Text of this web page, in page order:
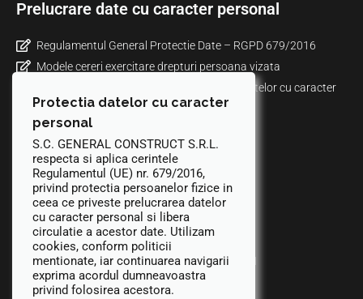
Prelucrare date cu caracter personal
Regulamentul General Protectie Date – RGPD 679/2016
Modele cereri exercitare drepturi persoana vizata
Informare privind politica de prelucrare a datelor cu caracter
personal prin mijloace video
Politica de confidentialitate
Politica de cookies
ANPC
Contact
Str. Promenadei nr. 10, Suceava, cod 720141
+40 230 206076
Protectia datelor cu caracter
personal
S.C. GENERAL CONSTRUCT S.R.L.
respecta si aplica cerintele
Regulamentul (UE) nr. 679/2016,
privind protectia persoanelor fizice in
ceea ce priveste prelucrarea datelor
cu caracter personal si libera
circulatie a acestor date. Utilizam
cookies, conform politicii
mentionate, iar continuarea navigarii
exprima acordul dumneavoastra
privind folosirea acestora.